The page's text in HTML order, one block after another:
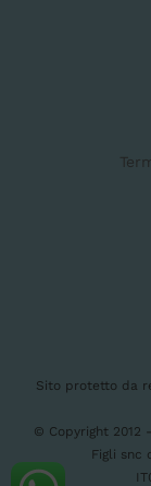
Sito protetto da
© Copyright 2012 -
Figli snc